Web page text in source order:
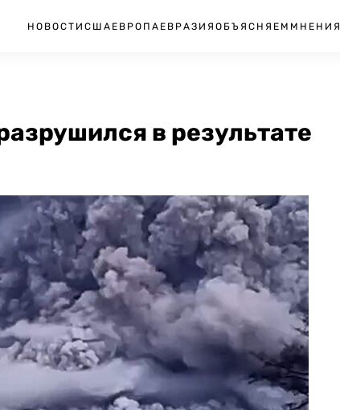
НОВОСТИ США ЕВРОПА ЕВРАЗИЯ ОБЪЯСНЯЕМ МНЕНИЯ
в результате